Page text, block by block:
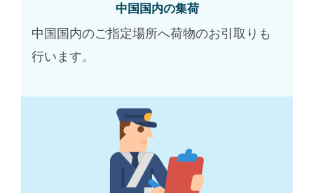
中国国内の集荷
中国国内のご指定場所へ荷物のお引取りも
行います。